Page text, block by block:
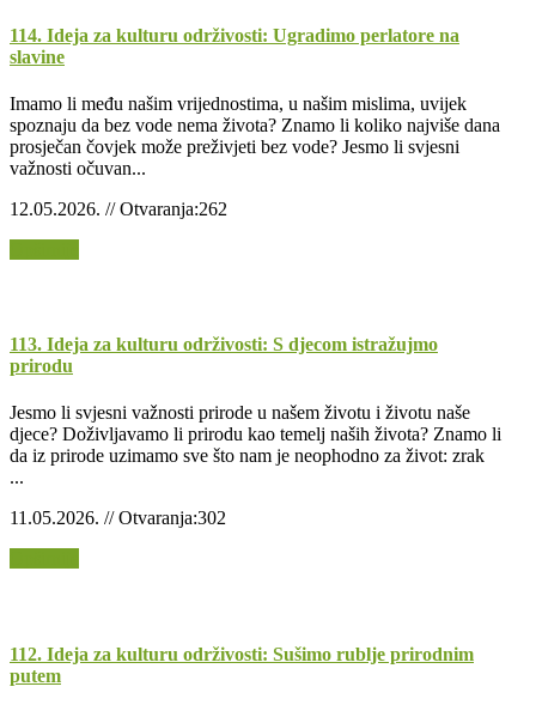
114. Ideja za kulturu održivosti: Ugradimo perlatore na
slavine
Imamo li među našim vrijednostima, u našim mislima, uvijek
spoznaju da bez vode nema života? Znamo li koliko najviše dana
prosječan čovjek može preživjeti bez vode? Jesmo li svjesni
važnosti očuvan...
12.05.2026. // Otvaranja:262
113. Ideja za kulturu održivosti: S djecom istražujmo
prirodu
Jesmo li svjesni važnosti prirode u našem životu i životu naše
djece? Doživljavamo li prirodu kao temelj naših života? Znamo li
da iz prirode uzimamo sve što nam je neophodno za život: zrak
...
11.05.2026. // Otvaranja:302
112. Ideja za kulturu održivosti: Sušimo rublje prirodnim
putem